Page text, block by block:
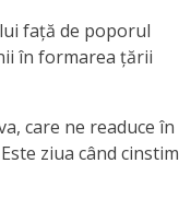
față de poporul
în formarea țării
care ne readuce în
ziua când cinstim